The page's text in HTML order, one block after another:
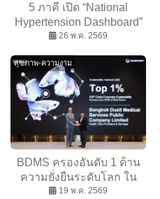
5 ภาคี เปิด “National
Hypertension Dashboard”
ยกระดับคัดกรอง–รักษา–
ไทย 75% คุมความดันไม่ได้
26 พ.ค. 2569
สุขภาพ-ความงาม
BDMS ครองอันดับ 1 ด้าน
ความยั่งยืนระดับโลก ใน
กลุ่ม Health
19 พ.ค. 2569